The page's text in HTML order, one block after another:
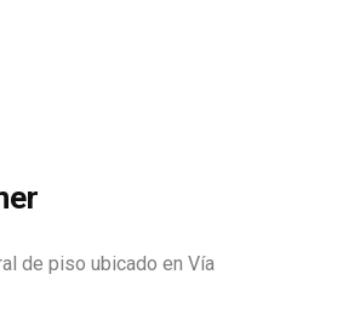
de piso ubicado en Vía